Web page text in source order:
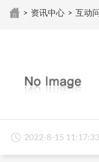
寄到韩国有哪些国际快递
法有哪些？具体怎么操作？
影响国际搬家吗？上海搬
输到澳大利亚，移民如何
家怎么搬省钱？昆明搬家
市搬家到加拿大从大连市
到西班牙从广州市搬家到
> 资讯中心 > 互动
2022-8-15 11:17:33